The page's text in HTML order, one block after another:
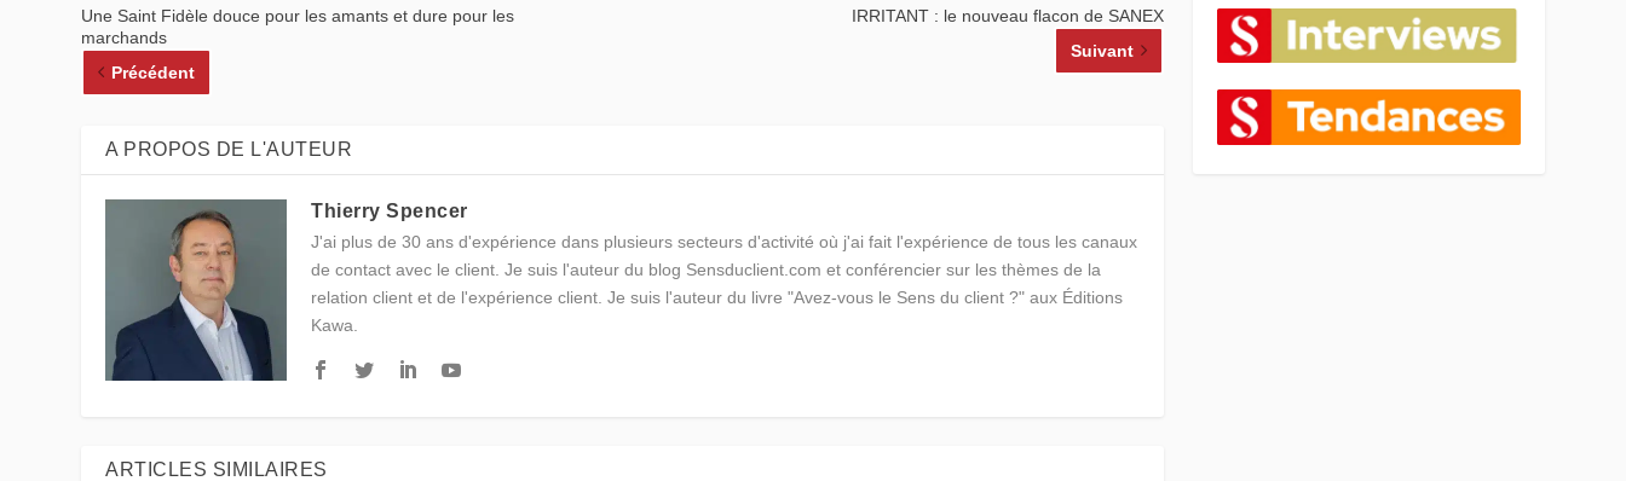
Une Saint Fidèle douce pour les amants et dure pour les
marchands
Précédent
IRRITANT : le nouveau flacon de SANEX
Suivant
A PROPOS DE L'AUTEUR
Thierry Spencer
J'ai plus de 30 ans d'expérience dans plusieurs secteurs d'activité où j'ai fait l'expérience de tous les canaux
de contact avec le client. Je suis l'auteur du blog Sensduclient.com et conférencier sur les thèmes de la
relation client et de l'expérience client. Je suis l'auteur du livre "Avez-vous le Sens du client ?" aux Éditions
Kawa.
ARTICLES SIMILAIRES